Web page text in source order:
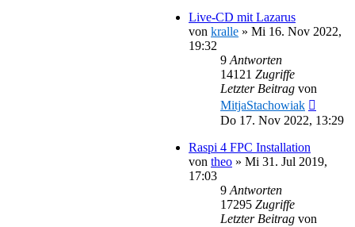
Live-CD mit Lazarus
von kralle » Mi 16. Nov 2022,
19:32
9 Antworten
14121 Zugriffe
Letzter Beitrag von
MitjaStachowiak
Do 17. Nov 2022, 13:29
Raspi 4 FPC Installation
von theo » Mi 31. Jul 2019,
17:03
9 Antworten
17295 Zugriffe
Letzter Beitrag von